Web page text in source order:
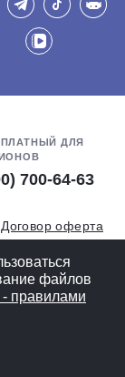
ДЛЯ
700-64-63
Договор оферта
СОУТ
Вас!
файлов
правилами